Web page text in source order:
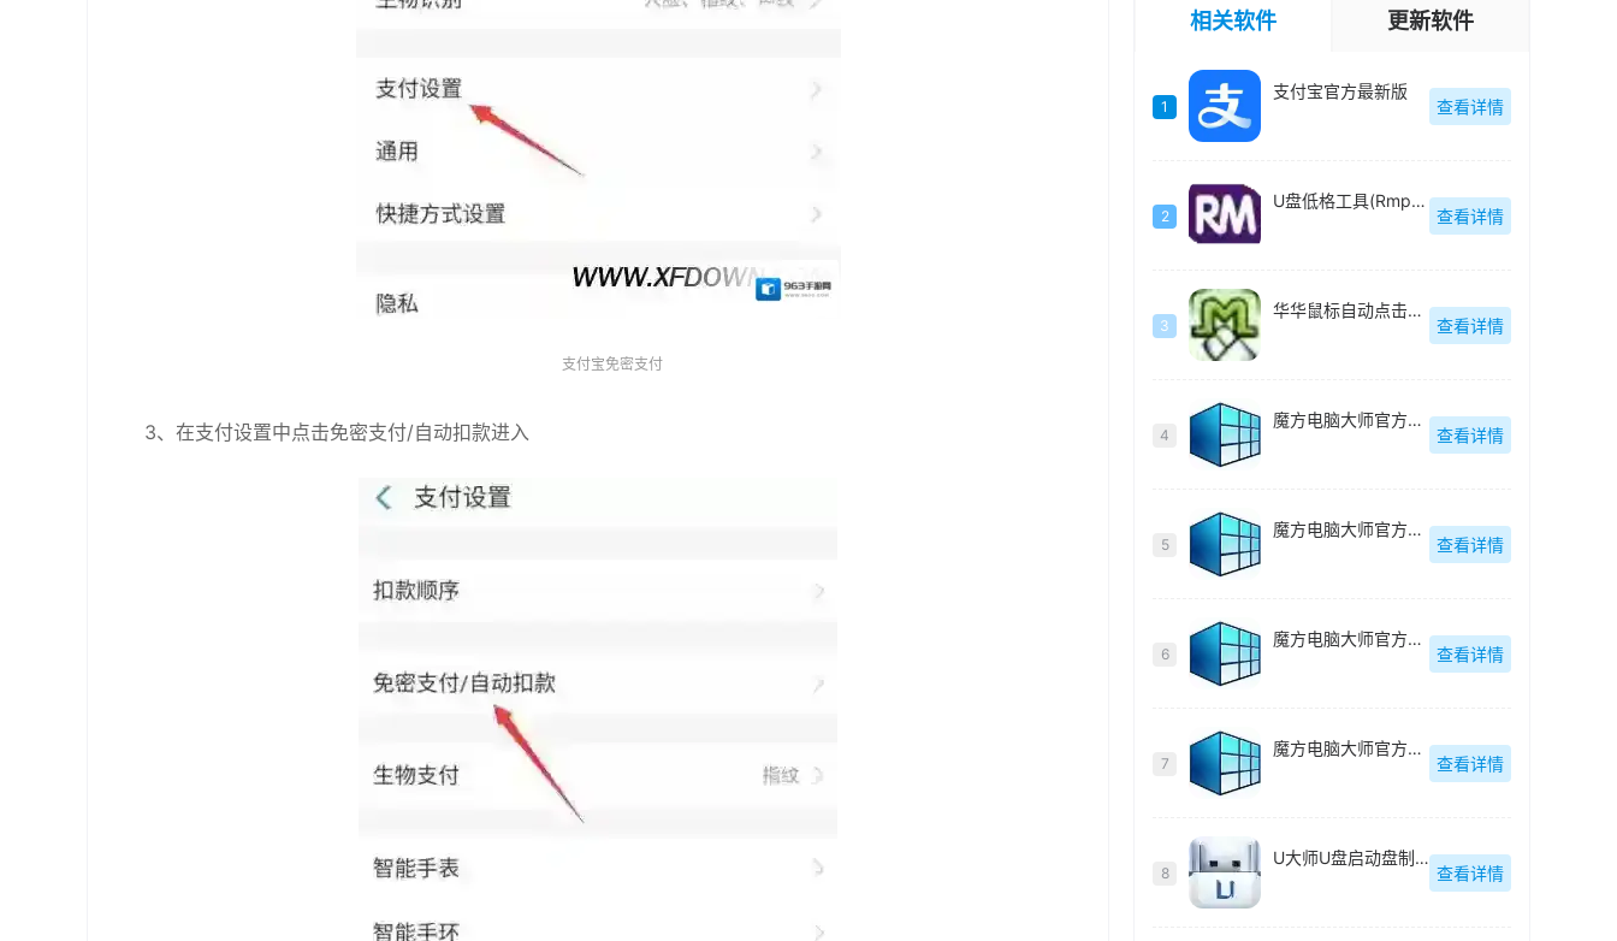
支付宝免密支付
3、在支付设置中点击免密支付/自动扣款进入
相关软件 更新软件
1
支付宝官方最新版
查看详情
2
U盘低格工具(Rmprepusb)绿色中文
查看详情
3
华华鼠标自动点击器绿色去广告版
查看详情
4
魔方电脑大师官方最新版
查看详情
5
魔方电脑大师官方最新版
查看详情
6
魔方电脑大师官方最新版
查看详情
7
魔方电脑大师官方最新版
查看详情
8
U大师U盘启动盘制作工具【附教程】
查看详情